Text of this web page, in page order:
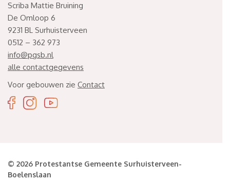
Scriba Mattie Bruining
De Omloop 6
9231 BL Surhuisterveen
0512 – 362 973
info@pgsb.nl
alle contactgegevens
Voor gebouwen zie Contact
© 2026 Protestantse Gemeente Surhuisterveen-
Boelenslaan